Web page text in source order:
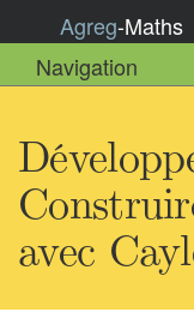
Agreg-Maths
Navigation
avec